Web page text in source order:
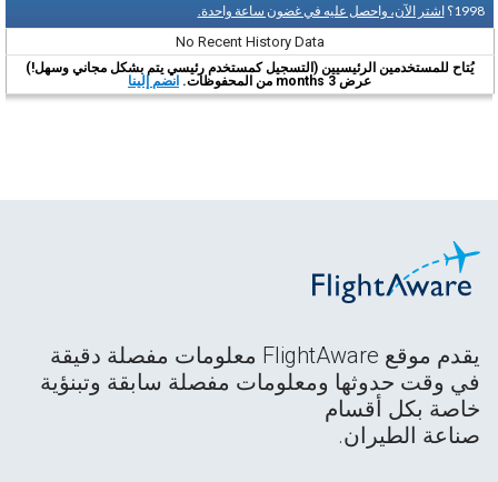
1998؟ اشتر الآن، واحصل عليه في غضون ساعة واحدة.
No Recent History Data
يُتاح للمستخدمين الرئيسيين (التسجيل كمستخدم رئيسي يتم بشكل مجاني وسهل!)
عرض 3 months من المحفوظات.
انضم إلينا
يقدم موقع FlightAware معلومات مفصلة دقيقة
في وقت حدوثها ومعلومات مفصلة سابقة وتبنؤية
خاصة بكل أقسام
صناعة الطيران.